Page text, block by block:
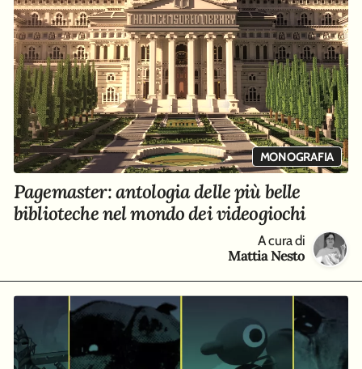
MONOGRAFIA
Pagemaster: antologia delle più belle
biblioteche nel mondo dei videogiochi
A cura di
Mattia Nesto